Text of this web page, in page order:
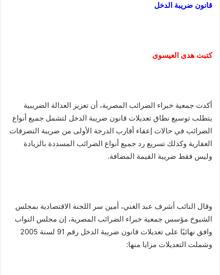
قانون ضريبة الدخل
كتبت هدى العيسوى
أكدت جمعية خبراء الضرائب المصرية، أن تعزيز العدالة الضريبية
يتطلب توسيع نطاق تعديلات قانون ضريبة الدخل لتشمل جميع أنواع
الضرائب في حالات إعفاء أقارب الدرجة الأولى من ضريبة التصرفات
العقارية وكذلك تسريع رد جميع أنواع الضرائب المسددة بالزيادة
وليس فقط ضريبة القيمة المضافة.
وقال النائب أشرف عبد الغني، أمين سر اللجنة الاقتصادية بمجلس
الشيوخ مؤسس جمعية خبراء الضرائب المصرية، إن مجلس النواب
وافق نهائيًا على تعديلات قانون ضريبة الدخل رقم 91 لسنة 2005
وشملت التعديلات مزايا منها: